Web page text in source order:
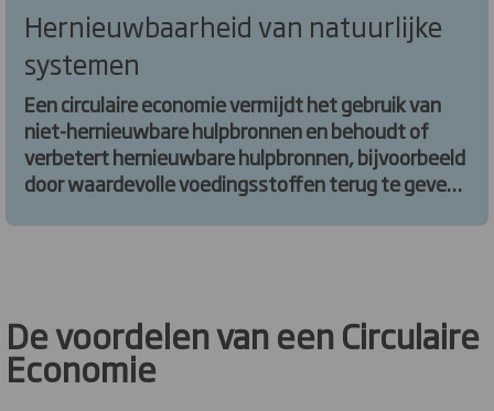
Hernieuwbaarheid van natuurlijke
systemen
Een circulaire economie vermijdt het gebruik van
niet-hernieuwbare hulpbronnen en behoudt of
verbetert hernieuwbare hulpbronnen, bijvoorbeeld
door waardevolle voedingsstoffen terug te geven
De voordelen van een Circulaire
Economie